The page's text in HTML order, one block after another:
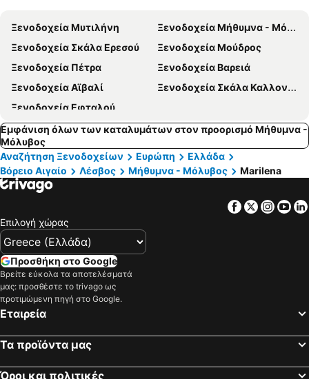
Ξενοδοχεία Μυτιλήνη
Ξενοδοχεία Μήθυμνα - Μόλυβος
Ξενοδοχεία Σκάλα Ερεσού
Ξενοδοχεία Μούδρος
Ξενοδοχεία Πέτρα
Ξενοδοχεία Βαρειά
Ξενοδοχεία Αϊβαλί
Ξενοδοχεία Σκάλα Καλλονής
Ξενοδοχεία Εφταλού
Εμφάνιση όλων των καταλυμάτων στον προορισμό Μήθυμνα -
Μόλυβος
Αναζήτηση Ξενοδοχείων
Ευρώπη
Ελλάδα
Βόρειο Αιγαίο
Λέσβος Μήθυμνα - Μόλυβος Marilena
Facebook
Twitter
Επιλογή χώρας
Προσθήκη στο Google
Βρείτε εύκολα τα αποτελέσματά
μας: προσθέστε το trivago ως
προτιμώμενη πηγή στο Google.
Εταιρεία
Τα προϊόντα μας
Όροι και πολιτικές